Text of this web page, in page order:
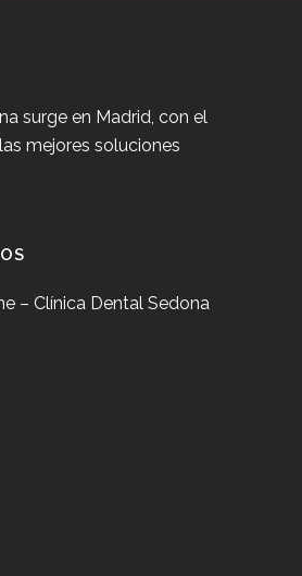
surge en Madrid, con el
mejores soluciones
– Clínica Dental Sedona